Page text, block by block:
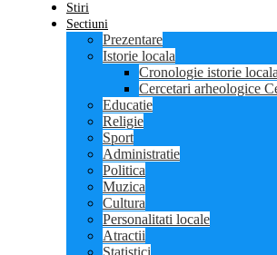
Stiri
Sectiuni
Prezentare
Istorie locala
Cronologie istorie locala
Cercetari arheologice
Educatie
Religie
Sport
Administratie
Politica
Muzica
Cultura
Personalitati locale
Atractii